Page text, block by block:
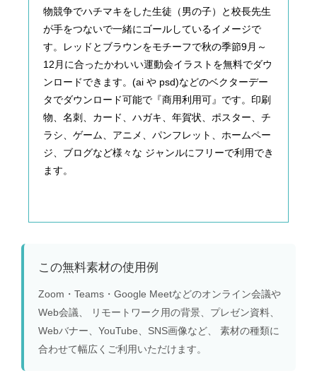
物競争でハチマキをした生徒（男の子）と校長先生
が手をつないで一緒にゴールしているイメージで
す。レッドとブラウンをモチーフで秋の季節9月～
12月に合ったかわいい運動会イラストを無料でダウ
ンロードできます。(ai や psd)などのベクターデー
タでダウンロード可能で『商用利用可』です。印刷
物、名刺、カード、ハガキ、年賀状、ポスター、チ
ラシ、ゲーム、アニメ、パンフレット、ホームペー
ジ、ブログなど様々な ジャンルにフリーで利用でき
ます。
この無料素材の使用例
Zoom・Teams・Google Meetなどのオンライン会議や
Web会議、 リモートワーク用の背景、プレゼン資料、
Webバナー、YouTube、SNS画像など、 素材の種類に
合わせて幅広くご利用いただけます。